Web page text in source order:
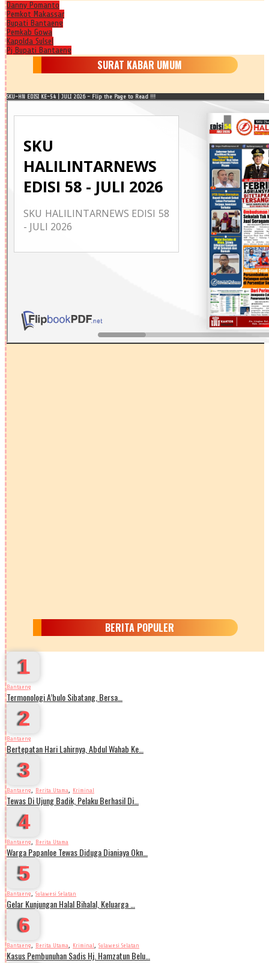
Danny Pomanto
Pemkot Makassar
Bupati Bantaeng
Pemkab Gowa
Kapolda Sulsel
Pj Bupati Bantaeng
SURAT KABAR UMUM
SKU-HN EDISI KE-54 | JULI 2026 - Flip the Page to Read !!!
BERITA POPULER
1
Bantaeng
Termonologi A’bulo Sibatang, Bersa…
2
Bantaeng
Bertepatan Hari Lahirnya, Abdul Wahab Ke…
3
Bantaeng, Berita Utama, Kriminal
Tewas Di Ujung Badik, Pelaku Berhasil Di…
4
Bantaeng, Berita Utama
Warga Papanloe Tewas Diduga Dianiaya Okn…
5
Bantaeng, Sulawesi Selatan
Gelar Kunjungan Halal Bihalal, Keluarga …
6
Bantaeng, Berita Utama, Kriminal, Sulawesi Selatan
Kasus Pembunuhan Sadis Hj. Hamzatun Belu…